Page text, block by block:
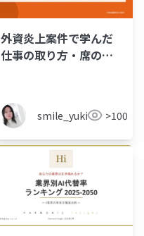
外資炎上案件で学んだ
仕事の取り方・席の取
smile_yukiko_it>100